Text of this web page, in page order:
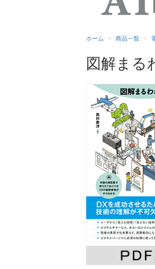
ホーム 商品一覧
図解まる